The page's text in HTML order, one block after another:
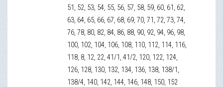
51, 52, 53, 54, 55, 56, 57, 58, 59, 60, 61, 62,
63, 64, 65, 66, 67, 68, 69, 70, 71, 72, 73, 74,
76, 78, 80, 82, 84, 86, 88, 90, 92, 94, 96, 98,
100, 102, 104, 106, 108, 110, 112, 114, 116,
118, 8, 12, 22, 41/1, 41/2, 120, 122, 124,
126, 128, 130, 132, 134, 136, 138, 138/1,
138/4, 140, 142, 144, 146, 148, 150, 152